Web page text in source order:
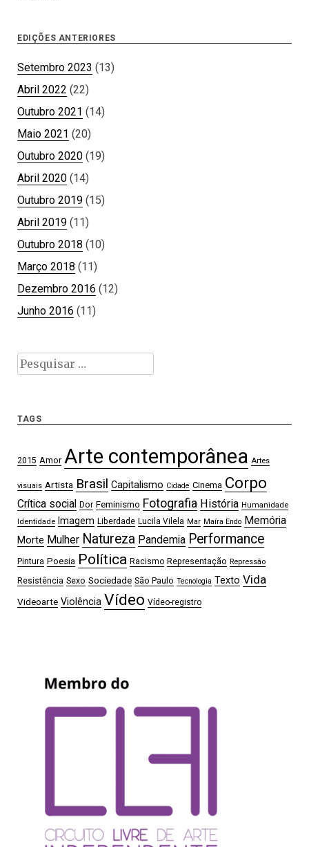
EDIÇÕES ANTERIORES
Setembro 2023 (13)
Abril 2022 (22)
Outubro 2021 (14)
Maio 2021 (20)
Outubro 2020 (19)
Abril 2020 (14)
Outubro 2019 (15)
Abril 2019 (11)
Outubro 2018 (10)
Março 2018 (11)
Dezembro 2016 (12)
Junho 2016 (11)
Pesquisar
por:
TAGS
2015 Amor Arte contemporânea Artes
visuais Artista Brasil Capitalismo Cidade Cinema Corpo
Crítica social Dor Feminismo Fotografia História Humanidade
Identidade Imagem Liberdade Lucila Vilela Mar Maíra Endo Memória
Morte Mulher Natureza Pandemia Performance
Pintura Poesia Política Racismo Representação Repressão
Resistência Sexo Sociedade São Paulo Tecnologia Texto Vida
Videoarte Violência Vídeo Vídeo-registro